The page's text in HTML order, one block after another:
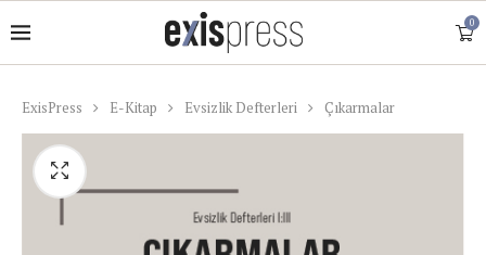
0
ExisPress E-Kitap Evsizlik Defterleri Çıkarmalar